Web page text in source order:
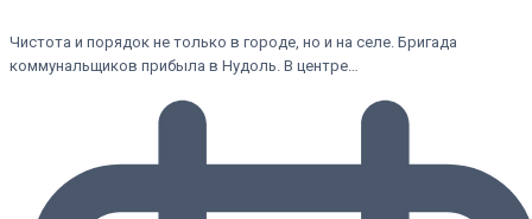
Чистота и порядок не только в городе, но и на селе. Бригада
коммунальщиков прибыла в Нудоль. В центре…